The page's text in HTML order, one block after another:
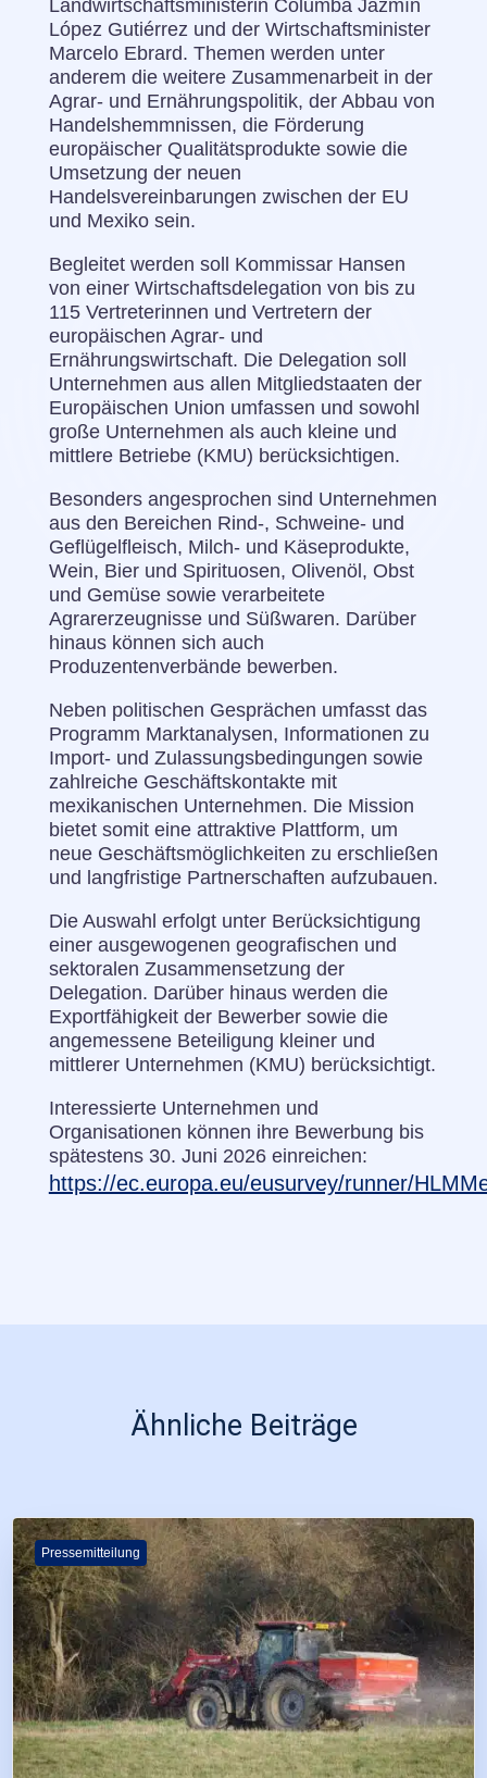
Landwirtschaftsministerin Columba Jazmín
López Gutiérrez und der Wirtschaftsminister
Marcelo Ebrard. Themen werden unter
anderem die weitere Zusammenarbeit in der
Agrar- und Ernährungspolitik, der Abbau von
Handelshemmnissen, die Förderung
europäischer Qualitätsprodukte sowie die
Umsetzung der neuen
Handelsvereinbarungen zwischen der EU
und Mexiko sein.
Begleitet werden soll Kommissar Hansen
von einer Wirtschaftsdelegation von bis zu
115 Vertreterinnen und Vertretern der
europäischen Agrar- und
Ernährungswirtschaft. Die Delegation soll
Unternehmen aus allen Mitgliedstaaten der
Europäischen Union umfassen und sowohl
große Unternehmen als auch kleine und
mittlere Betriebe (KMU) berücksichtigen.
Besonders angesprochen sind Unternehmen
aus den Bereichen Rind-, Schweine- und
Geflügelfleisch, Milch- und Käseprodukte,
Wein, Bier und Spirituosen, Olivenöl, Obst
und Gemüse sowie verarbeitete
Agrarerzeugnisse und Süßwaren. Darüber
hinaus können sich auch
Produzentenverbände bewerben.
Neben politischen Gesprächen umfasst das
Programm Marktanalysen, Informationen zu
Import- und Zulassungsbedingungen sowie
zahlreiche Geschäftskontakte mit
mexikanischen Unternehmen. Die Mission
bietet somit eine attraktive Plattform, um
neue Geschäftsmöglichkeiten zu erschließen
und langfristige Partnerschaften aufzubauen.
Die Auswahl erfolgt unter Berücksichtigung
einer ausgewogenen geografischen und
sektoralen Zusammensetzung der
Delegation. Darüber hinaus werden die
Exportfähigkeit der Bewerber sowie die
angemessene Beteiligung kleiner und
mittlerer Unternehmen (KMU) berücksichtigt.
Interessierte Unternehmen und
Organisationen können ihre Bewerbung bis
spätestens 30. Juni 2026 einreichen:
https://ec.europa.eu/eusurvey/runner/
Ähnliche Beiträge
Pressemitteilung